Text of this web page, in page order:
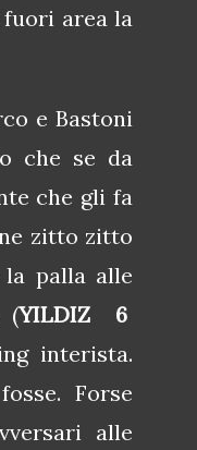
fuori area la
e Bastoni
che se da
che gli fa
zitto zitto
la palla alle
(YILDIZ 6
interista.
Forse
alle